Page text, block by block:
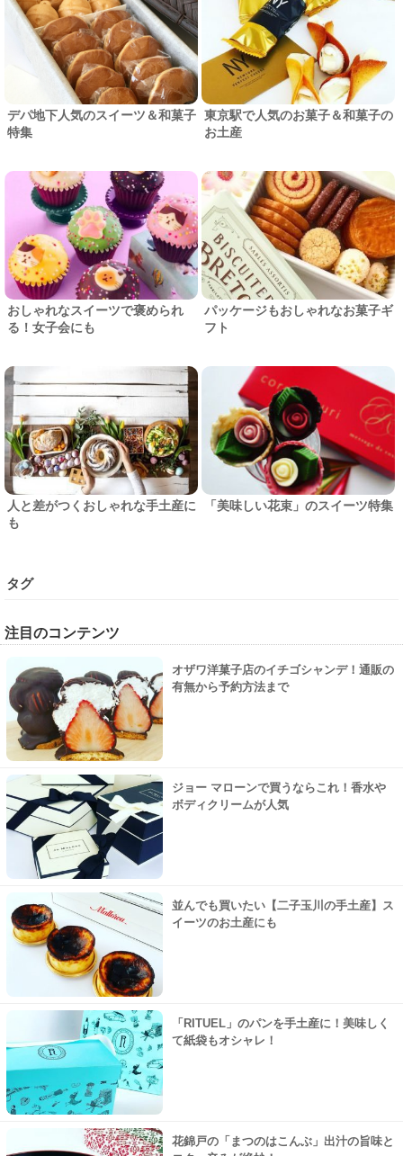
デパ地下人気のスイーツ＆和菓子
特集
東京駅で人気のお菓子＆和菓子の
お土産
おしゃれなスイーツで褒められ
る！女子会にも
パッケージもおしゃれなお菓子ギ
フト
人と差がつくおしゃれな手土産に
も
「美味しい花束」のスイーツ特集
タグ
注目のコンテンツ
オザワ洋菓子店のイチゴシャンデ！通販の
有無から予約方法まで
ジョー マローンで買うならこれ！香水や
ボディクリームが人気
並んでも買いたい【二子玉川の手土産】ス
イーツのお土産にも
「RITUEL」のパンを手土産に！美味しく
て紙袋もオシャレ！
花錦戸の「まつのはこんぶ」出汁の旨味と